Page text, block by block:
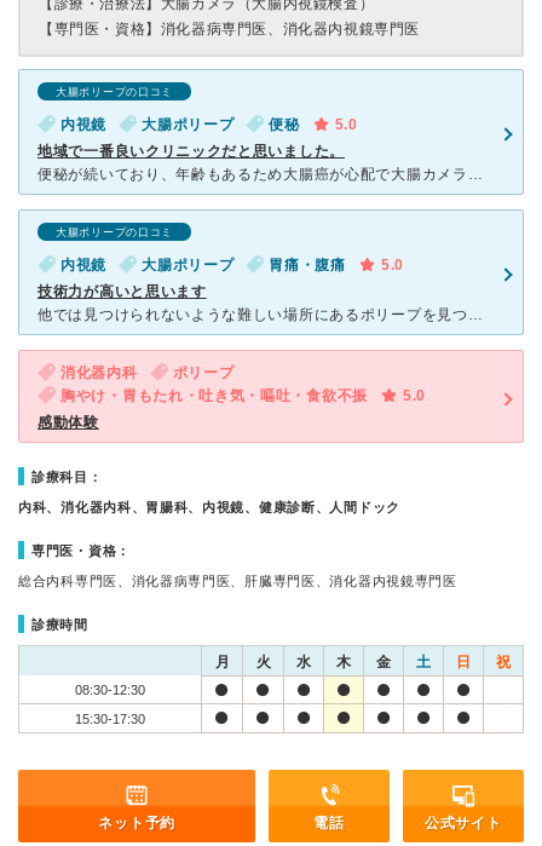
【診療・治療法】 大腸カメラ（大腸内視鏡検査）
【専門医・資格】 消化器病専門医、消化器内視鏡専門医
大腸ポリープの口コミ
内視鏡 大腸ポリープ 便秘
5.0
地域で一番良いクリニックだと思いました。
便秘が続いており、年齢もあるため大腸癌が心配で大腸カメラを受けました。どこがいいかわからなかったので、家族が色々探してくれて私も探して、評判が良さそうなこちらを受けました。まず、受付の方たちがとても丁
大腸ポリープの口コミ
内視鏡 大腸ポリープ 胃痛・腹痛
5.0
技術力が高いと思います
他では見つけられないような難しい場所にあるポリープを見つけてもらい、切除してもらいました。 大腸癌になるポリープという事で、見つけて頂けなければ大変な事になる所でした。 麻酔をかけて頂いたので
消化器内科
ポリープ
胸やけ・胃もたれ・吐き気・嘔吐・食欲不振
5.0
感動体験
診療科目：
内科、消化器内科、胃腸科、内視鏡、健康診断、人間ドック
専門医・資格：
総合内科専門医、消化器病専門医、肝臓専門医、消化器内視鏡専門医
診療時間
月 火 水 木 金 土 日 祝
08:30-12:30
15:30-17:30
ネット予約 電話 公式サイト